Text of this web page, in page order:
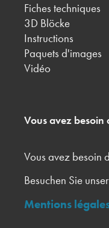
Fiches techniques
3D Blöcke
Instructions
Paquets d'images
Vidéo
Vous avez besoin
Vous avez besoin
Besuchen Sie unser
Mentions